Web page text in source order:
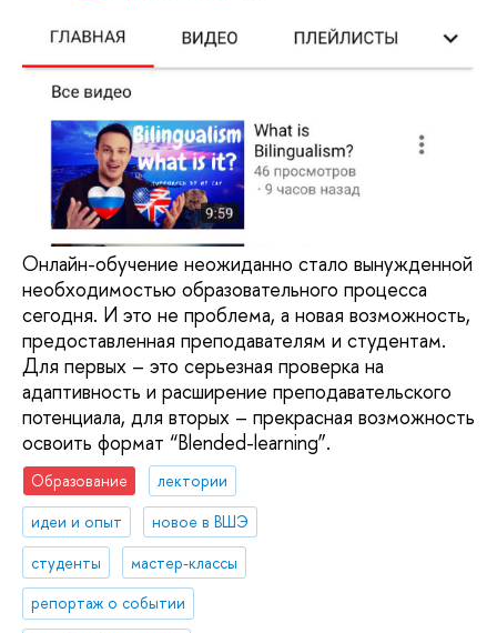
Онлайн-обучение неожиданно стало вынужденной
необходимостью образовательного процесса
сегодня. И это не проблема, а новая возможность,
предоставленная преподавателям и студентам.
Для первых – это серьезная проверка на
адаптивность и расширение преподавательского
потенциала, для вторых – прекрасная возможность
освоить формат “Blended-learning”.
Образование
лектории
идеи и опыт
новое в ВШЭ
студенты
мастер-классы
репортаж о событии